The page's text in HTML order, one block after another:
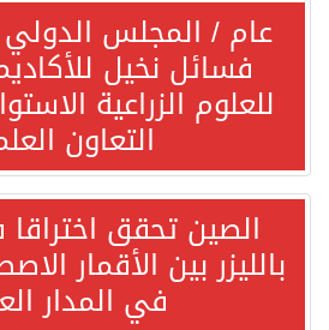
عام / المجلس الدولي
فسائل نخيل
للعلوم الزراعية
التعاون
الصين تحقق
بالليزر بين الأقمار
في المدار